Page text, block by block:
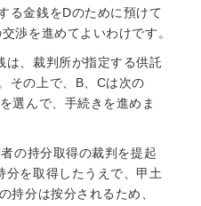
る金銭をDのために預けて
渉を進めてよいわけです。
は、裁判所が指定する供託
その上で、B、Cは次の
選んで、手続きを進めま
の持分取得の裁判を提起
分を取得したうえで、甲土
持分は按分されるため、